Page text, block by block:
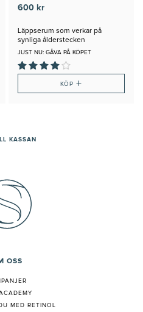
600 kr
Läppserum som verkar på
synliga ålderstecken
JUST NU: GÅVA PÅ KÖPET
KÖP +
KASSAN
OSS
MED RETINOL